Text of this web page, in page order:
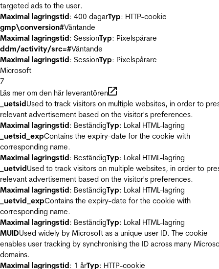
targeted ads to the user.
Maximal lagringstid: 400 dagarTyp: HTTP-cookie
gmp\conversion#Väntande
Maximal lagringstid: SessionTyp: Pixelspårare
ddm/activity/src=#Väntande
Maximal lagringstid: SessionTyp: Pixelspårare
Microsoft
7
Läs mer om den här leverantören
_uetsidUsed to track visitors on multiple websites, in order to
relevant advertisement based on the visitor's preferences.
Maximal lagringstid: BeständigTyp: Lokal HTML-lagring
_uetsid_expContains the expiry-date for the cookie with
corresponding name.
Maximal lagringstid: BeständigTyp: Lokal HTML-lagring
_uetvidUsed to track visitors on multiple websites, in order to
relevant advertisement based on the visitor's preferences.
Maximal lagringstid: BeständigTyp: Lokal HTML-lagring
_uetvid_expContains the expiry-date for the cookie with
corresponding name.
Maximal lagringstid: BeständigTyp: Lokal HTML-lagring
MUIDUsed widely by Microsoft as a unique user ID. The cookie
enables user tracking by synchronising the ID across many
domains.
Maximal lagringstid: 1 årTyp: HTTP-cookie